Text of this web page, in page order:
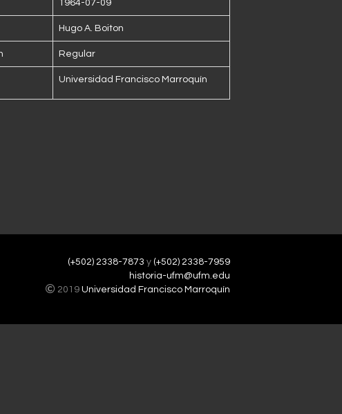
1964-07-09
Hugo A. Boiton
Regular
Universidad Francisco Marroquín
(+502) 2338-7873 y (+502) 2338-7959
historia-ufm@ufm.edu
2019 Universidad Francisco Marroquín